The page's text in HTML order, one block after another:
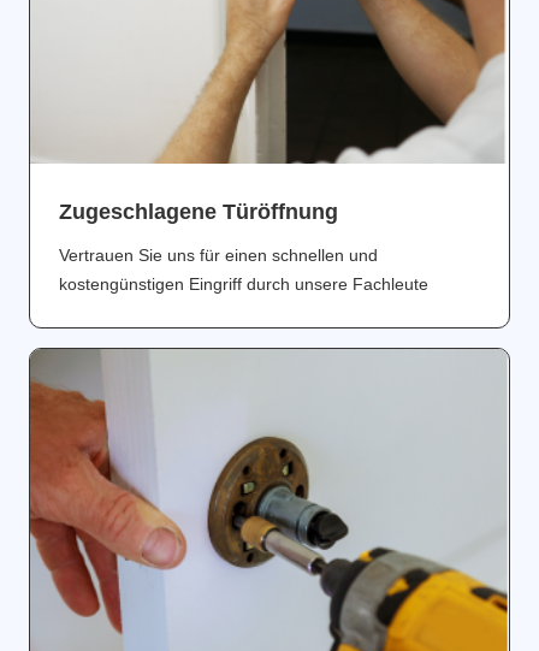
Zugeschlagene Türöffnung
Vertrauen Sie uns für einen schnellen und
kostengünstigen Eingriff durch unsere Fachleute